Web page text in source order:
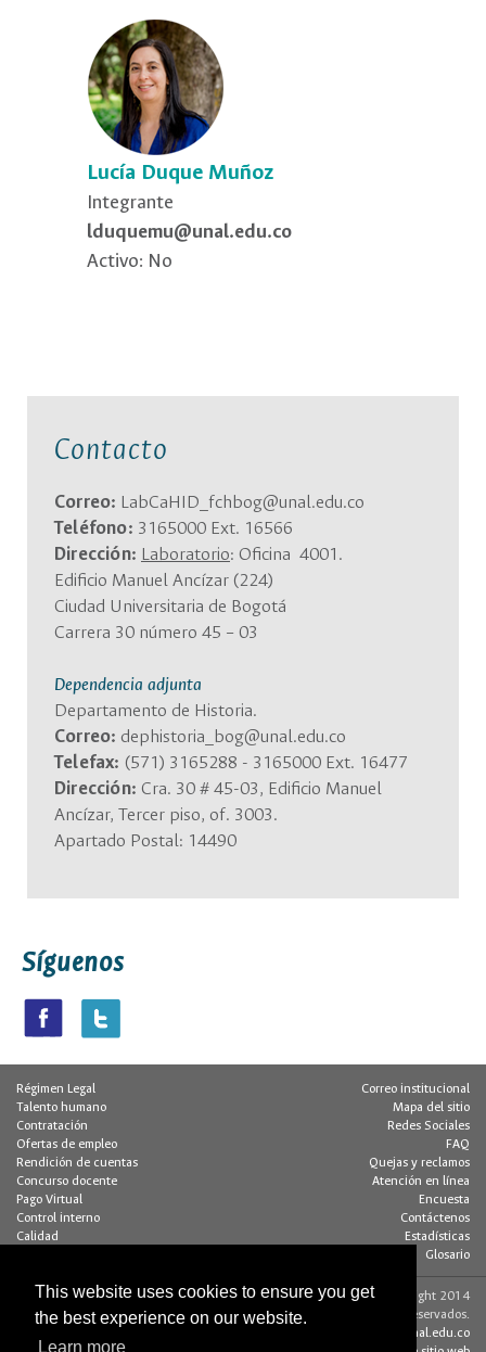
This website uses cookies to ensure you get
the best experience on our website.
Learn more
Lucía Duque Muñoz
Integrante
lduquemu@unal.edu.co
Activo: No
Contacto
Correo: LabCaHID_fchbog@unal.edu.co
Teléfono: 3165000 Ext. 16566
Dirección: Laboratorio: Oficina 4001.
Edificio Manuel Ancízar (224)
Ciudad Universitaria de Bogotá
Carrera 30 número 45 – 03
Dependencia adjunta
Departamento de Historia.
Correo: dephistoria_bog@unal.edu.co
Telefax: (571) 3165288 - 3165000 Ext. 16477
Dirección: Cra. 30 # 45-03, Edificio Manuel
Ancízar, Tercer piso, of. 3003.
Apartado Postal: 14490
Síguenos
Régimen Legal
Talento humano
Contratación
Ofertas de empleo
Rendición de cuentas
Concurso docente
Pago Virtual
Control interno
Calidad
Correo institucional
Mapa del sitio
Redes Sociales
FAQ
Quejas y reclamos
Atención en línea
Encuesta
Contáctenos
Estadísticas
Glosario
Contacto página web:
Dirección
© Copyright 2014
Algunos derechos reservados.
editorweb_fchbog@unal.edu.co